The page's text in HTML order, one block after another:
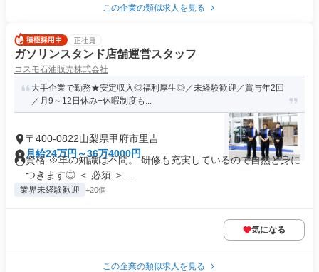
この企業の類似求人を見る
正社員
ガソリンスタンド店舗運営スタッフ
コスモ石油販売株式会社
大手企業で勤務★安定収入◎福利厚生◎／未経験歓迎／賞与年2回
／月9～12日休み+休暇制度も...
〒400-0822山梨県甲府市里吉
月給24万円～36万4000円
資格 ※車の知識は不問。 研修も充実しているので自然と身に
つきます◎ ＜ 必須 ＞...
業界未経験歓迎 +20個
気になる
この企業の類似求人を見る